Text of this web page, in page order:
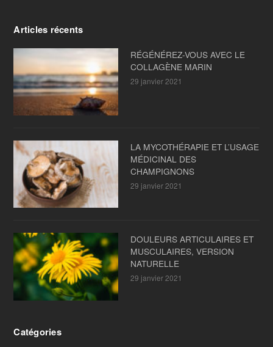
Articles récents
RÉGÉNÉREZ-VOUS AVEC LE
COLLAGÈNE MARIN
29 janvier 2021
LA MYCOTHÉRAPIE ET L’USAGE
MÉDICINAL DES
CHAMPIGNONS
29 janvier 2021
DOULEURS ARTICULAIRES ET
MUSCULAIRES, VERSION
NATURELLE
29 janvier 2021
Catégories